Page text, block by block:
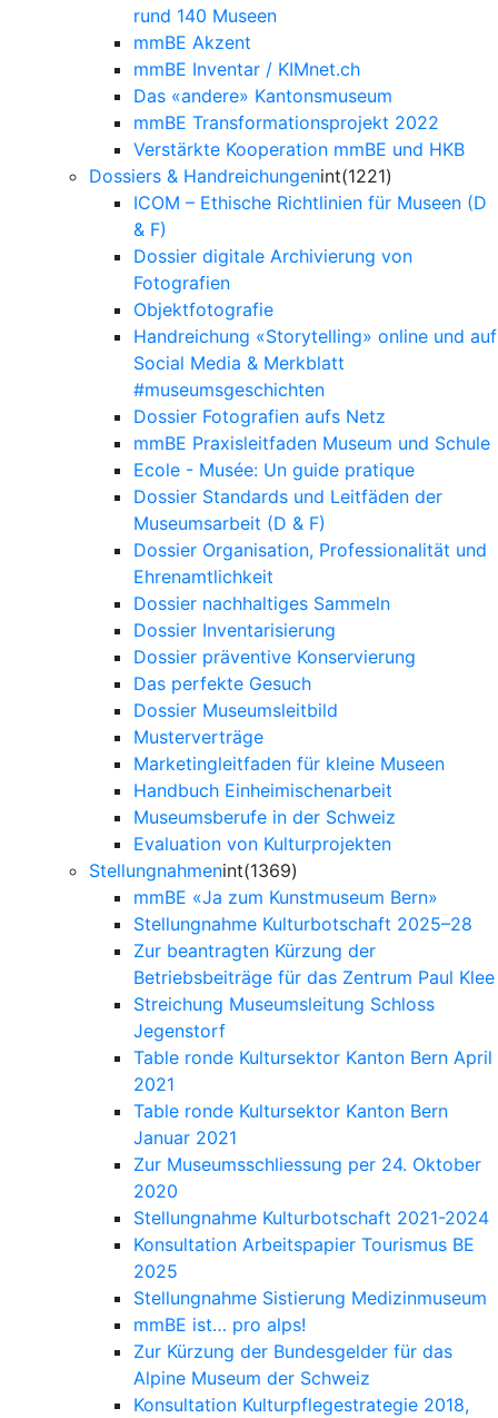
rund 140 Museen
mmBE Akzent
mmBE Inventar / KIMnet.ch
Das «andere» Kantonsmuseum
mmBE Transformationsprojekt 2022
Verstärkte Kooperation mmBE und HKB
Dossiers & Handreichungenint(1221)
ICOM – Ethische Richtlinien für Museen (D
& F)
Dossier digitale Archivierung von
Fotografien
Objektfotografie
Handreichung «Storytelling» online und auf
Social Media & Merkblatt
#museumsgeschichten
Dossier Fotografien aufs Netz
mmBE Praxisleitfaden Museum und Schule
Ecole - Musée: Un guide pratique
Dossier Standards und Leitfäden der
Museumsarbeit (D & F)
Dossier Organisation, Professionalität und
Ehrenamtlichkeit
Dossier nachhaltiges Sammeln
Dossier Inventarisierung
Dossier präventive Konservierung
Das perfekte Gesuch
Dossier Museumsleitbild
Musterverträge
Marketingleitfaden für kleine Museen
Handbuch Einheimischenarbeit
Museumsberufe in der Schweiz
Evaluation von Kulturprojekten
Stellungnahmenint(1369)
mmBE «Ja zum Kunstmuseum Bern»
Stellungnahme Kulturbotschaft 2025–28
Zur beantragten Kürzung der
Betriebsbeiträge für das Zentrum Paul Klee
Streichung Museumsleitung Schloss
Jegenstorf
Table ronde Kultursektor Kanton Bern April
2021
Table ronde Kultursektor Kanton Bern
Januar 2021
Zur Museumsschliessung per 24. Oktober
2020
Stellungnahme Kulturbotschaft 2021-2024
Konsultation Arbeitspapier Tourismus BE
2025
Stellungnahme Sistierung Medizinmuseum
mmBE ist… pro alps!
Zur Kürzung der Bundesgelder für das
Alpine Museum der Schweiz
Konsultation Kulturpflegestrategie 2018,